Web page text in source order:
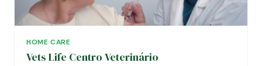
HOME CARE
Vets Life Centro Veterinário